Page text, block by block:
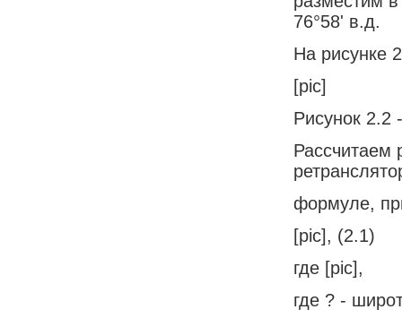
76°58' в.д.
На рисунке
[pic]
Рисунок 2.2
Рассчитаем
формуле,
[pic], (2.1)
где [pic],
где ? -